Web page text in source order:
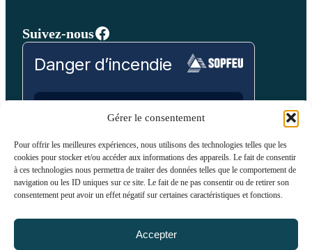
Gérer le consentement
Pour offrir les meilleures expériences, nous utilisons des technologies telles que les
cookies pour stocker et/ou accéder aux informations des appareils. Le fait de consentir
à ces technologies nous permettra de traiter des données telles que le comportement de
navigation ou les ID uniques sur ce site. Le fait de ne pas consentir ou de retirer son
consentement peut avoir un effet négatif sur certaines caractéristiques et fonctions.
Accepter
Suivez-nousFacebook
Danger d’incendie
Laurentides
Bas Modéré Élevé Très Élevé Extrême